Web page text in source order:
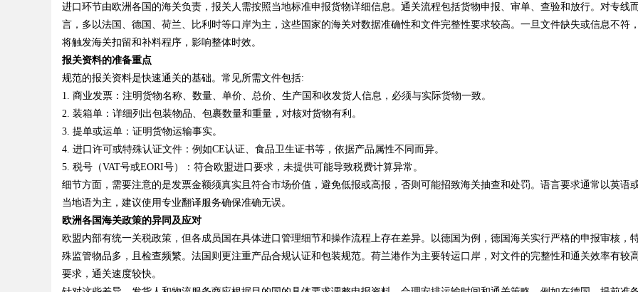
进口环节由欧洲各国的海关负责，报关人需按照当地标准申报货物详细信息。通关流程包括货物申报、审单、查验和放行。对专线
言，多以法国、德国、荷兰、比利时等口岸为主，这些国家的海关对数据准确性和文件完整性要求较高。一旦文件缺失或信息不符
将触发海关扣留和补料程序，影响整体时效。
报关资料的准备重点
规范的报关资料是快速通关的基础。常见所需文件包括:
1. 商业发票：注明货物名称、数量、单价、总价、生产国和收发货人信息，必须与实际货物一致。
2. 装箱单：详细列出包装物品、包裹数量和重量，对核对货物有利。
3. 提单或运单：证明货物运输事实。
4. 进口许可或特殊认证文件：例如CE认证、食品卫生证书等，依据产品属性不同而异。
5. 税号（VAT号或EORI号）：符合欧盟进口要求，未提供可能导致税费计算异常。
细节方面，需要注意的是发票金额须真实且符合市场价值，避免低报或高报，否则可能招致海关抽查和处罚。语言要求通常以英语
当地语为主，建议使用专业翻译服务确保准确无误。
欧洲各国海关政策的异同及应对
欧盟内部有统一关税政策，但各成员国在具体进口管理细节和操作流程上存在差异。以德国为例，德国海关实行严格的申报审核，
殊监管物品多，且检查频繁。法国则更注重产品合规认证和包装规范。荷兰港作为主要转运口岸，对文件的完整性和通关效率有较
要求，通关速度较快。